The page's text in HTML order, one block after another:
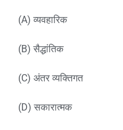
(A) व्यवहारिक
(B) सैद्धांतिक
(C) अंतर व्यक्तिगत
(D) सकारात्मक